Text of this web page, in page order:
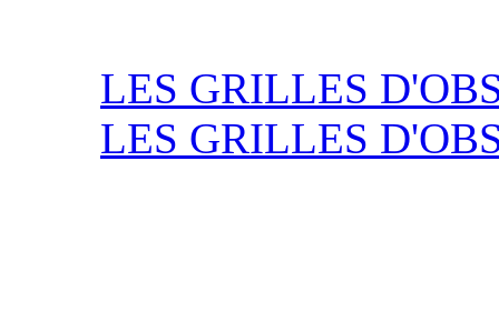
LES GRILLES
LES GRILLES